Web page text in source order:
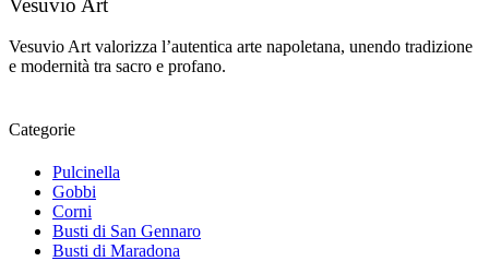
Vesuvio Art
Vesuvio Art valorizza l’autentica arte napoletana, unendo tradizione
e modernità tra sacro e profano.
Categorie
Pulcinella
Gobbi
Corni
Busti di San Gennaro
Busti di Maradona